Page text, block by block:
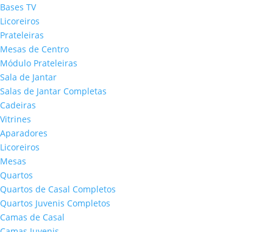
Bases TV
Licoreiros
Prateleiras
Mesas de Centro
Módulo Prateleiras
Sala de Jantar
Salas de Jantar Completas
Cadeiras
Vitrines
Aparadores
Licoreiros
Mesas
Quartos
Quartos de Casal Completos
Quartos Juvenis Completos
Camas de Casal